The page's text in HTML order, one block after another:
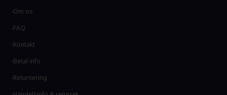
Om os
FAQ
Kontakt
Betal info
Returnering